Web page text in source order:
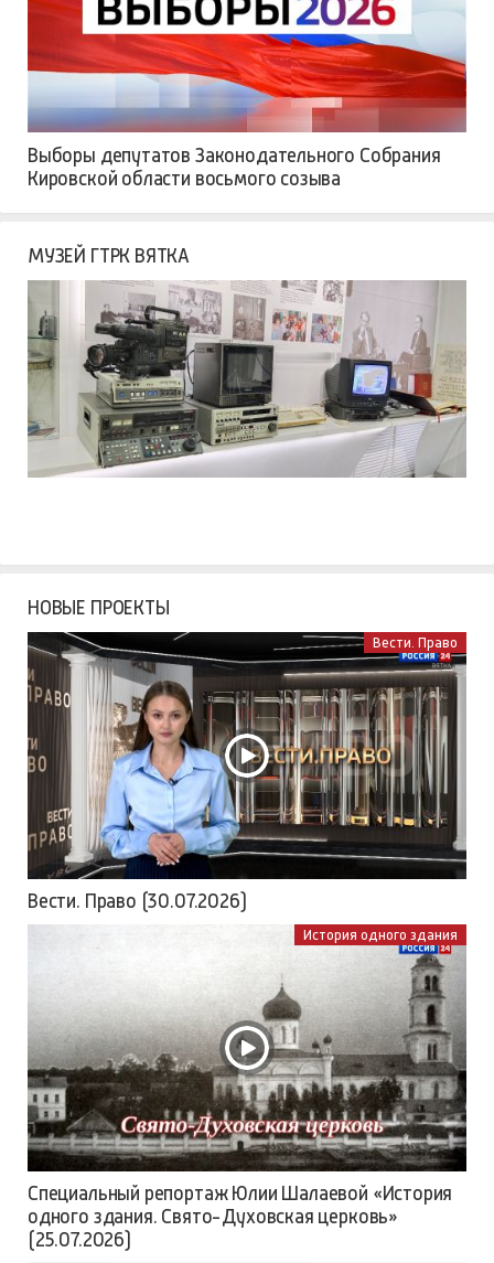
Выборы депутатов Законодательного Собрания
Кировской области восьмого созыва
МУЗЕЙ ГТРК ВЯТКА
НОВЫЕ ПРОЕКТЫ
Вести. Право
Вести. Право (30.07.2026)
История одного здания
Специальный репортаж Юлии Шалаевой «История
одного здания. Свято-Духовская церковь»
(25.07.2026)